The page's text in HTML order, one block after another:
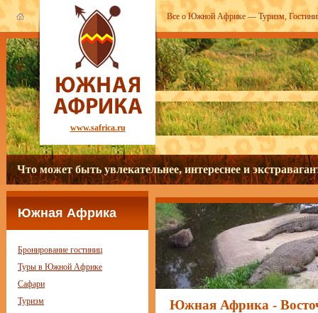
Все о Южной Африке —Туризм,
www.safrica.ru
Что может быть увлекательнее, интереснее и
Южная Африка
Бронирование гостиниц
Туры в Южной Африке
Сафари
Туризм
Южная Африка -